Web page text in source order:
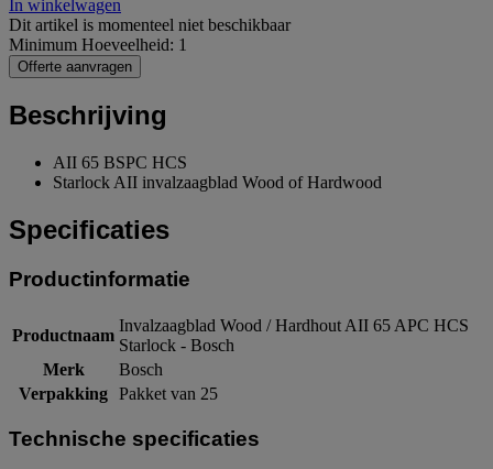
In winkelwagen
Dit artikel is momenteel niet beschikbaar
Minimum Hoeveelheid: 1
Offerte aanvragen
Beschrijving
AII 65 BSPC HCS
Starlock AII invalzaagblad Wood of Hardwood
Specificaties
Productinformatie
Productnaam
Invalzaagblad Wood / Hardhout AII 65 APC HCS
Starlock - Bosch
Merk
Bosch
Verpakking Pakket van 25
Technische specificaties